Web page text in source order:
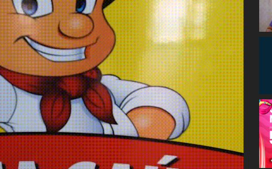
Congresso, Câmara
dos Deputados,
Assembleia
Legislativa,
Senado, São Paulo,
Rio de Janeiro,
Brasília, Nordeste,
Norte, Centro-
Oeste, Sul, Sudeste,
Gastronomia,
Vinhos, Bebidas,
Cervejas, Comida,
Receitas, Chef, RH,
Emprego,
Empreendedorismo,
Negócios,
Oportunidades,